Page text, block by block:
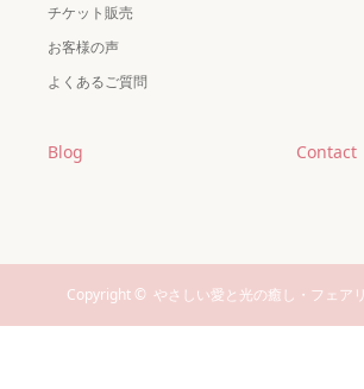
チケット販売
お客様の声
よくあるご質問
Blog Contact
Copyright © やさしい愛と光の癒し・フェア